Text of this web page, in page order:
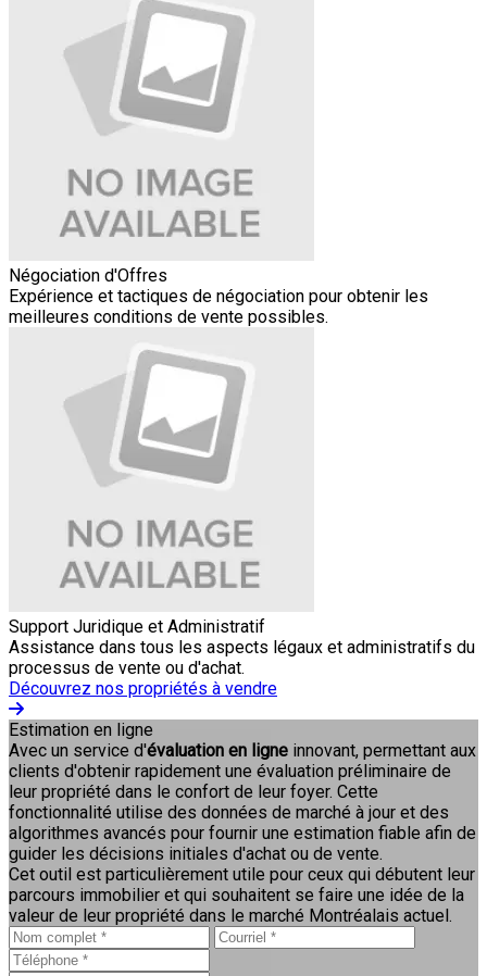
Négociation d'Offres
Expérience et tactiques de négociation pour obtenir les
meilleures conditions de vente possibles.
Support Juridique et Administratif
Assistance dans tous les aspects légaux et administratifs du
processus de vente ou d'achat.
Découvrez nos propriétés à vendre
Estimation en ligne
Avec un service d'évaluation en ligne innovant, permettant aux
clients d'obtenir rapidement une évaluation préliminaire de
leur propriété dans le confort de leur foyer. Cette
fonctionnalité utilise des données de marché à jour et des
algorithmes avancés pour fournir une estimation fiable afin de
guider les décisions initiales d'achat ou de vente.
Cet outil est particulièrement utile pour ceux qui débutent leur
parcours immobilier et qui souhaitent se faire une idée de la
valeur de leur propriété dans le marché Montréalais actuel.